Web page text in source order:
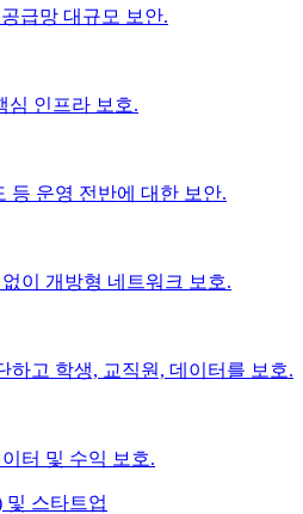
급망 대규모 보안.
심 인프라 보호.
등 운영 전반에 대한 보안.
이 개방형 네트워크 보호.
하고 학생, 교직원, 데이터를 보호.
터 및 수익 보호.
및 스타트업